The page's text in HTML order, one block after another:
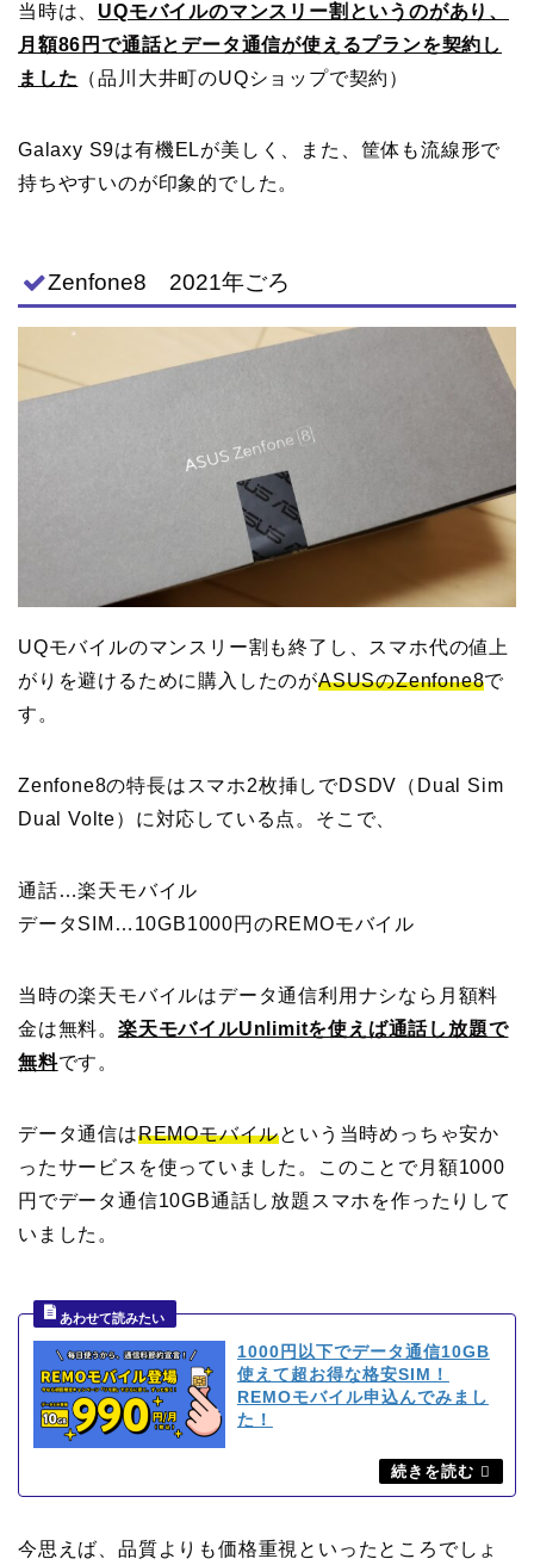
当時は、 UQモバイルのマンスリー割というのがあり、
月額86円で通話とデータ通信が使えるプランを契約し
ました （品川大井町のUQショップで契約）
Galaxy S9は有機ELが美しく、また、筐体も流線形で
持ちやすいのが印象的でした。
Zenfone8 2021年ごろ
UQモバイルのマンスリー割も終了し、スマホ代の値上
がりを避けるために購入したのがASUSのZenfone8で
す。
Zenfone8の特長はスマホ2枚挿しでDSDV（Dual Sim
Dual Volte）に対応している点。そこで、
通話…楽天モバイル
データSIM…10GB1000円のREMOモバイル
当時の楽天モバイルはデータ通信利用ナシなら月額料
金は無料。 楽天モバイルUnlimitを使えば通話し放題で
無料です。
データ通信はREMOモバイルという当時めっちゃ安か
ったサービスを使っていました。このことで月額1000
円でデータ通信10GB通話し放題スマホを作ったりして
いました。
1000円以下でデータ通信10GB
使えて超お得な格安SIM！
REMOモバイル申込んでみまし
た！
今思えば、品質よりも価格重視といったところでしょ